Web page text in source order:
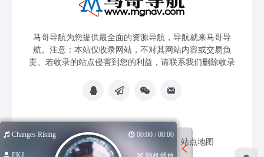
马哥导航为您提供最全面的资源导航，导航就来马哥导
航。注意：本站仅收录网站，不对其网站内容或交易负
责。若收录的站点侵害到您的利益，请联系我们删除收录
免责声明 友链申请 网站提交 站点地图
Changes Rising 00:00 / 00:00
FKJ